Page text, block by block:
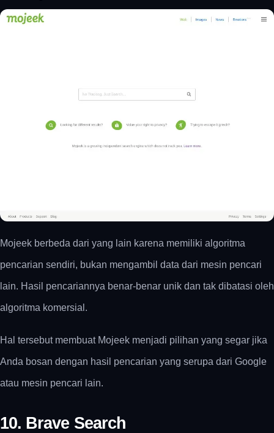
Mojeek berbeda dari yang lain karena memiliki algoritma
pencarian sendiri, bukan mengambil data dari mesin pencari
lain. Hasil pencariannya benar-benar unik dan tak dibatasi oleh
algoritma komersial.
Hal tersebut membuat Mojeek menjadi pilihan yang segar jika
Anda bosan dengan hasil pencarian yang serupa dari Google
atau mesin pencari lain.
10. Brave Search